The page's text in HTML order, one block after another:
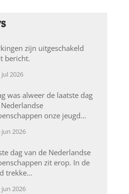
zijn uitgeschakeld
bericht.
jul 2026
was alweer de laatste dag
onze jeugd…
jun 2026
dag van de Nederlandse
zit erop. In de
trekke…
jun 2026